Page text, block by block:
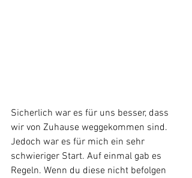
Sicherlich war es für uns besser, dass
wir von Zuhause weggekommen sind.
Jedoch war es für mich ein sehr
schwieriger Start. Auf einmal gab es
Regeln. Wenn du diese nicht befolgen